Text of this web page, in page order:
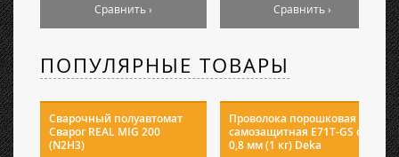
Сравнить › Сравнить ›
ПОПУЛЯРНЫЕ ТОВАРЫ
Сварочный полуавтомат
Сварог REAL MIG 200
(N2H3)
Проволока порошковая
самозащитная E71T-GS ф
0,8 мм (1 кг) Deka